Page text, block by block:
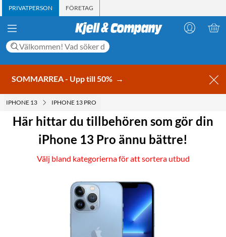
PRIVATPERSON FÖRETAG
SOMMARREA - Upp till 50% →
IPHONE 13 IPHONE 13 PRO
Här hittar du tillbehören som gör din
iPhone 13 Pro ännu bättre!
Välj bland kategorierna för att sortera utbud